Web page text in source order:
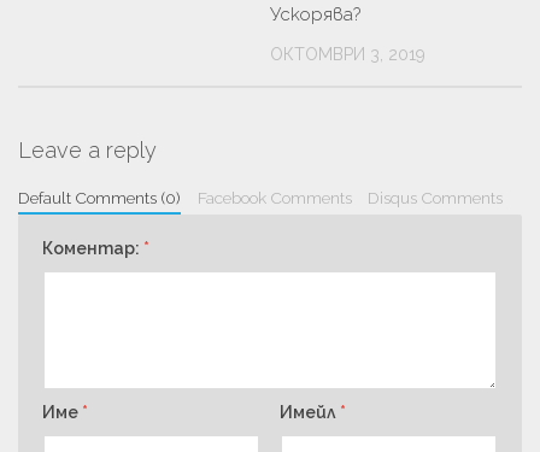
Ускорява?
ОКТОМВРИ 3, 2019
Leave a reply
Default Comments (0) Facebook Comments Disqus Comments
Коментар: *
Име * Имейл *